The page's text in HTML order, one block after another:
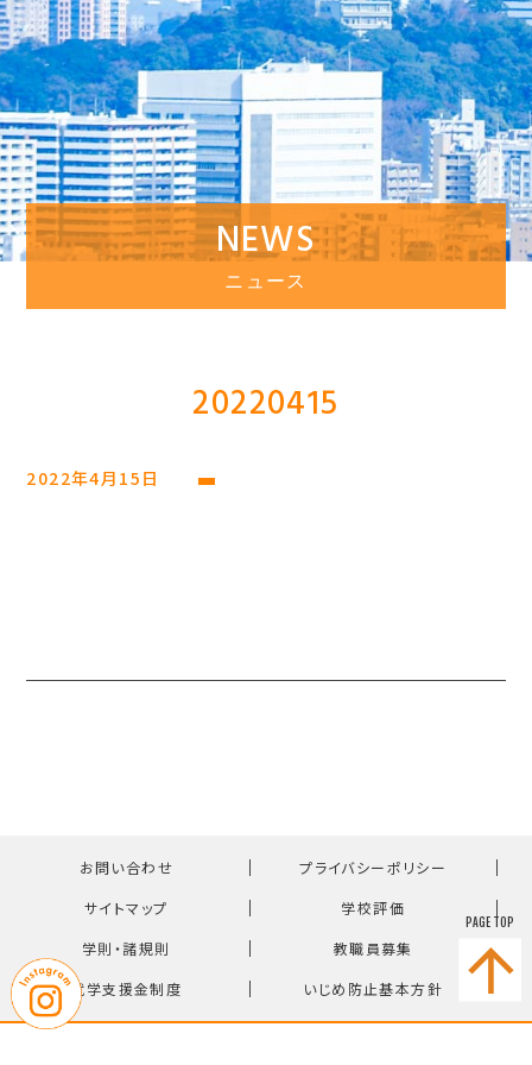
NEWS
ニュース
20220415
2022年4月15日
お問い合わせ ｜ プライバシーポリシー ｜
サイトマップ ｜ 学校評価 ｜
学則・諸規則 ｜ 教職員募集 ｜
就学支援金制度 ｜ いじめ防止基本方針
PAGE TOP